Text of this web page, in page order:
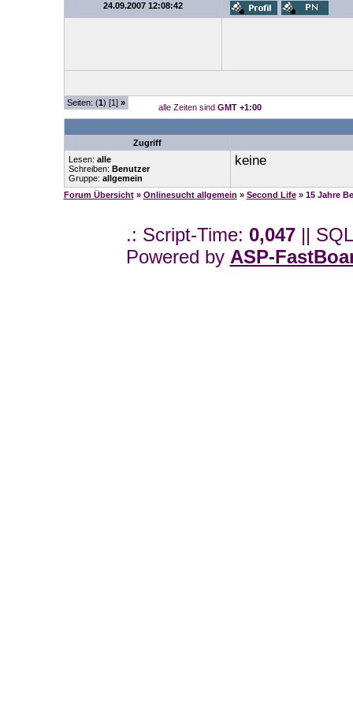
24.09.2007 12:08:42
Seiten: (1) [1] » alle Zeiten sind GMT +1:00
Zugriff
Lesen: alle
Schreiben: Benutzer
Gruppe: allgemein
keine
Forum Übersicht » Onlinesucht allgemein » Second Life » 15 Jahre
.: Script-Time: 0,047||
Powered by ASP-